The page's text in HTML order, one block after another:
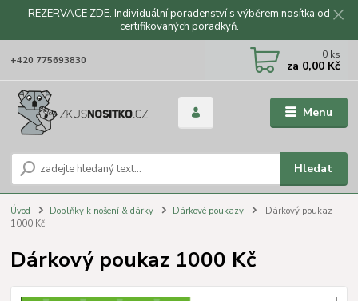
REZERVACE ZDE. Individuální poradenství s výběrem nosítka od
certifikovaných poradkyň.
Menu
Hledat
+420 775693830 0 ks
za 0,00 Kč
Úvod Doplňky k nošení & dárky Dárkové poukazy
Dárkový poukaz
1000 Kč
Dárkový poukaz 1000 Kč